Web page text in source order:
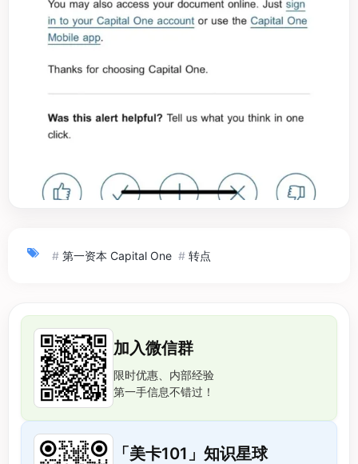
# 第一资本 Capital One # 转点
加入微信群
限时优惠、内部经验
第一手信息不错过！
「美卡101」知识星球